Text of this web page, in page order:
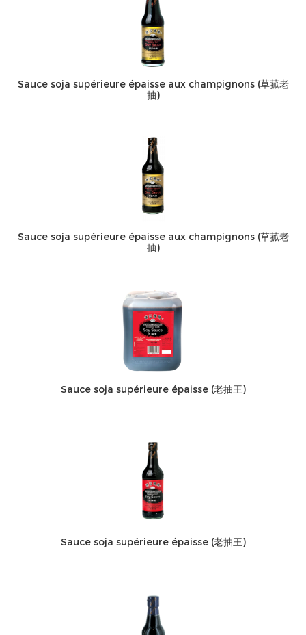
Sauce soja supérieure épaisse aux champignons (草菰老
抽)
Sauce soja supérieure épaisse aux champignons (草菰老
抽)
Sauce soja supérieure épaisse (老抽王)
Sauce soja supérieure épaisse (老抽王)